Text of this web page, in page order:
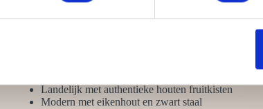
bespreken we graag jouw wensen zodat we Juist
Landelijk met authentieke houten fruitkisten
Modern met eikenhout en zwart staal